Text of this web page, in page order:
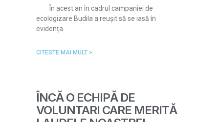
În acest an în cadrul campaniei de
ecologizare Budila a reușit să se iasă în
evidența
CITESTE MAI MULT >
ÎNCĂ O ECHIPĂ DE
VOLUNTARI CARE MERITĂ